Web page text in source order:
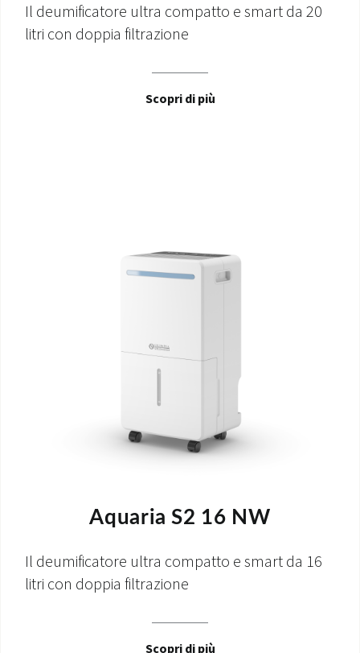
Il deumificatore ultra compatto e smart da 20
litri con doppia filtrazione
Scopri di più
Aquaria S2 16 NW
Il deumificatore ultra compatto e smart da 16
litri con doppia filtrazione
Scopri di più